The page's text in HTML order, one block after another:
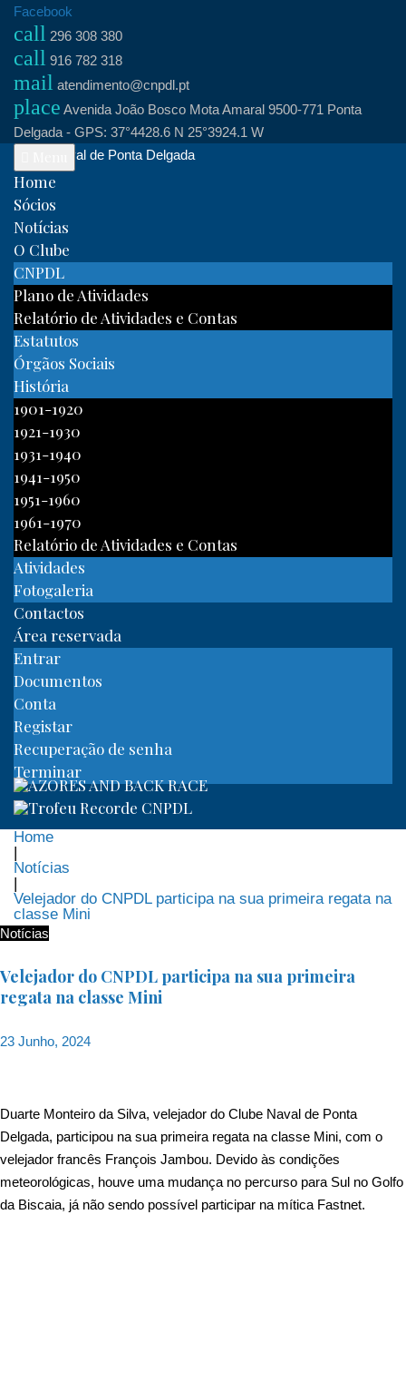
Skip
content
Facebook
call 296 308 380
call 916 782 318
mail atendimento@cnpdl.pt
place Avenida João Bosco Mota Amaral 9500-771 Ponta
Delgada - GPS: 37°4428.6 N 25°3924.1 W
Clube Naval de Ponta Delgada
Home
Sócios
Notícias
O Clube
CNPDL
Plano de Atividades
Relatório de Atividades e Contas
Estatutos
Órgãos Sociais
História
1901-1920
1921-1930
1931-1940
1941-1950
1951-1960
1961-1970
Relatório de Atividades e Contas
Atividades
Fotogaleria
Contactos
Área reservada
Entrar
Documentos
Conta
Registar
Recuperação de senha
Terminar
Home
|
Notícias
|
Velejador do CNPDL participa na sua primeira regata na
classe Mini
Notícias
Velejador do CNPDL participa na sua primeira
regata na classe Mini
23 Junho, 2024
Duarte Monteiro da Silva, velejador do Clube Naval de Ponta
Delgada, participou na sua primeira regata na classe Mini, com o
velejador francês François Jambou. Devido às condições
meteorológicas, houve uma mudança no percurso para Sul no Golfo
da Biscaia, já não sendo possível participar na mítica Fastnet.